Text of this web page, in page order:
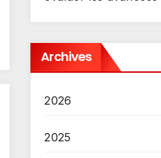
Archives
2026
2025